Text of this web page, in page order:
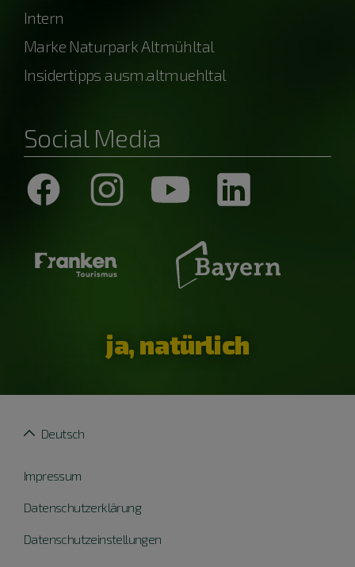
Intern
Marke Naturpark Altmühltal
Insidertipps ausm.altmuehltal
Social Media
ja, natürlich
Impressum
Datenschutzerklärung
Datenschutzeinstellungen
Deutsch